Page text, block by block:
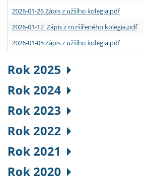
2026-01-26 Zápis z užšího kolegia.pdf
2026-01-12 Zápis z rozšířeného kolegia.pdf
2026-01-05 Zápis z užšího kolegia.pdf
Rok 2025
Rok 2024
Rok 2023
Rok 2022
Rok 2021
Rok 2020